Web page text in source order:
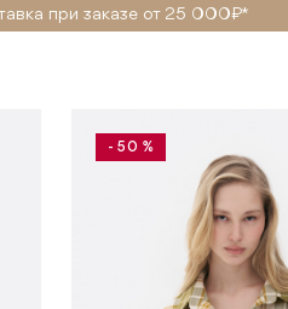
при заказе от 25 000₽ *
- 50 %